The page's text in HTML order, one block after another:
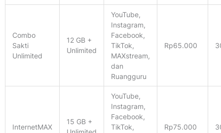
Combo
Sakti
Unlimited
12 GB +
Unlimited
YouTube,
Instagram,
Facebook,
TikTok,
MAXstream,
dan
Ruangguru
Rp65.000
InternetMAX
15 GB +
YouTube,
Instagram,
Facebook,
TikTok,
Rp75.000